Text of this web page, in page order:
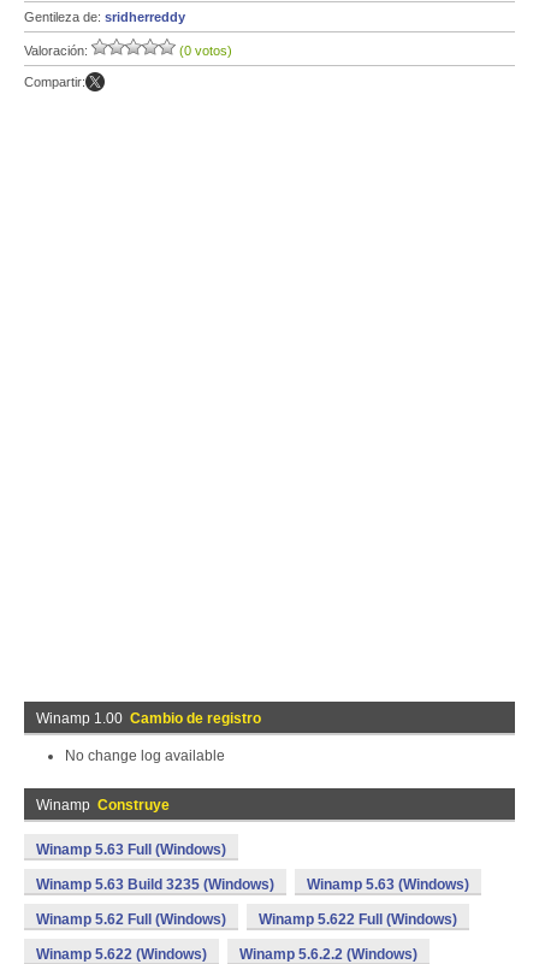
Gentileza de: sridherreddy
Valoración: (0 votos)
Compartir:
Winamp 1.00 Cambio de registro
No change log available
Winamp Construye
Winamp 5.63 Full (Windows)
Winamp 5.63 Build 3235 (Windows) Winamp 5.63 (Windows)
Winamp 5.62 Full (Windows) Winamp 5.622 Full (Windows)
Winamp 5.622 (Windows) Winamp 5.6.2.2 (Windows)